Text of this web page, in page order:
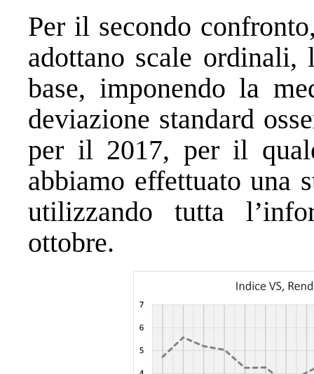
Per il secondo
adottano scale
base, imponendo la
deviazione standard
per il 2017, per il
abbiamo effettuato una
utilizzando tutta
ottobre.